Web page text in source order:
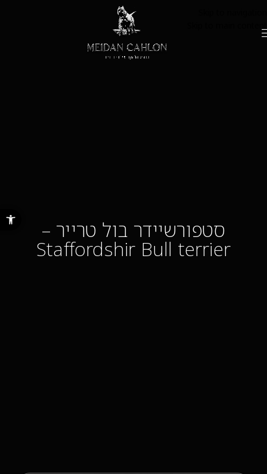
פתח סרגל
סטפורשיידר בול טרייר –
Staffordshir Bull terrier